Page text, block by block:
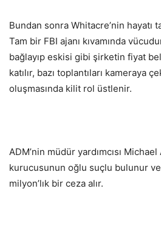
Bundan sonra Whitacre’nin hayatı
Tam bir FBI ajanı kıvamında
bağlayıp eskisi gibi şirketin fiyat
katılır, bazı toplantıları kameraya
oluşmasında kilit rol üstlenir.
ADM’nin müdür yardımcısı
kurucusunun oğlu suçlu bulunur
milyon’lık bir ceza alır.